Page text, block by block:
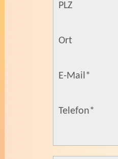
PLZ
Ort
E-Mail*
Telefon*